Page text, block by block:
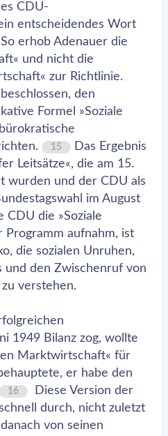
CDU-
entscheidendes Wort
erhob Adenauer die
und nicht die
zur Richtlinie.
den
Formel »Soziale
15
Das Ergebnis
Leitsätze«, die am 15.
wurden und der CDU als
im August
CDU die »Soziale
aufnahm, ist
die sozialen Unruhen,
und den Zwischenruf von
verstehen.
1949 Bilanz zog, wollte
Marktwirtschaft« für
er habe den
16
Diese Version der
durch, nicht zuletzt
von seinen